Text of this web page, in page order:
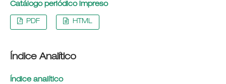
Catálogo periódico impreso
PDF HTML
Índice Analítico
Índice analítico